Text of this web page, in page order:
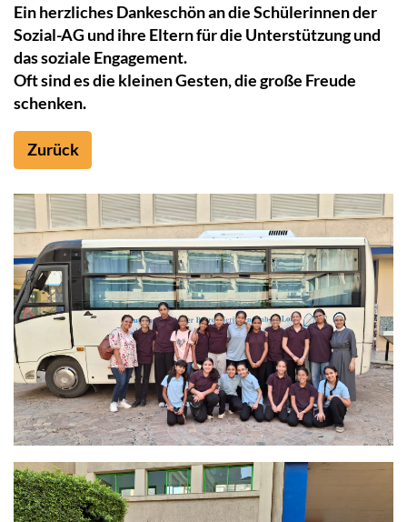
Ein herzliches Dankeschön an die Schülerinnen der
Sozial-AG und ihre Eltern für die Unterstützung und
das soziale Engagement.
Oft sind es die kleinen Gesten, die große Freude
schenken.
Zurück